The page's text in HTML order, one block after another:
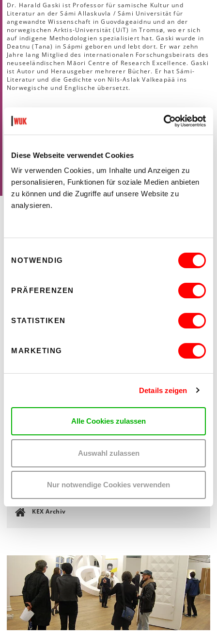
Diese Webseite verwendet Cookies
Wir verwenden Cookies, um Inhalte und Anzeigen zu
personalisieren, Funktionen für soziale Medien anbieten
zu können und die Zugriffe auf unsere Website zu
analysieren.
NOTWENDIG
PRÄFERENZEN
STATISTIKEN
MARKETING
Details zeigen
Alle Cookies zulassen
Auswahl zulassen
Nur notwendige Cookies verwenden
Dr. Harald Gaski ist Professor für samische Kultur und
Literatur an der Sámi Allaskuvla / Sámi Universität für
angewandte Wissenschaft in Guovdageaidnu und an der
norwegischen Arktis-Universität (UiT) in Tromsø, wo er sich
auf indigene Methodologien spezialisiert hat. Gaski wurde in
Deatnu (Tana) in Sápmi geboren und lebt dort. Er war zehn
Jahre lang Mitglied des internationalen Forschungsbeirats des
neuseeländischen Māori Centre of Research Excellence. Gaski
ist Autor und Herausgeber mehrerer Bücher. Er hat Sámi-
Literatur und die Gedichte von Nils-Aslak Valkeapää ins
Norwegische und Englische übersetzt.
Mit freundlicher Unterstützung von:
The Finnish Cultural Foundation
Nordic Culture Point
The Nordic Institute in Greenland
Frame Contemporary Art, Finland
The Office for Contemporary Art Norway, OCA
Kone Foundation
AUSSTELLUNG CHEWING THE TUNDRA
2.11.2022
18.00 Führung mit Kuratorinnen und Künstler*innen, für
19.00 Ausstellungseröffnung
Performance / Workshop von Anra
Naw
"Miracle in the Garbage"
Performance / Workshop von Anra
Performance von Pia Lindman und
17.12.2022, 13.00
Facebook
Instagram
KEX Archiv